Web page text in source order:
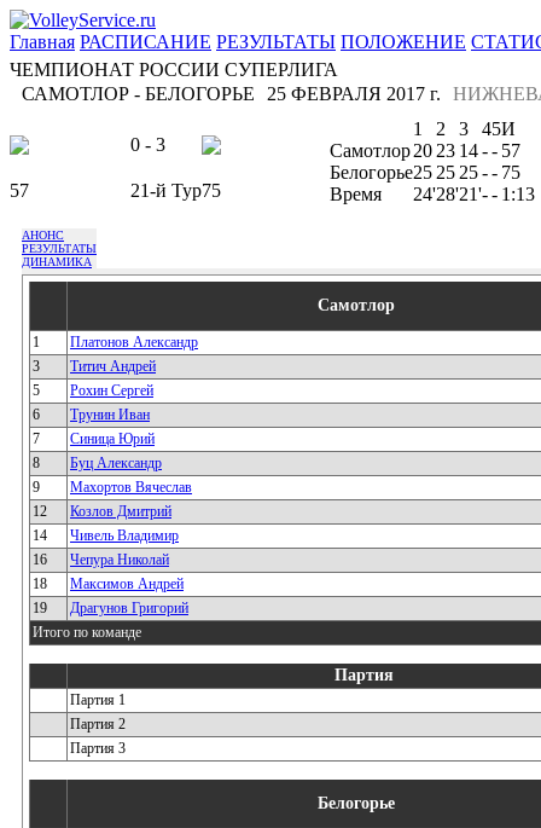
Главная РАСПИСАНИЕ РЕЗУЛЬТАТЫ ПОЛОЖЕНИЕ
ЧЕМПИОНАТ РОССИИ СУПЕРЛИГА
САМОТЛОР - БЕЛОГОРЬЕ
25 ФЕВРАЛЯ 2017 г.
0 - 3
57 21-й Тур75
1 2 3 45И
Самотлор20 23 14-- 57
Белогорье25 25 25-- 75
Время
24'28'21'-- 1:13
АНОНС
РЕЗУЛЬТАТЫ
ДИНАМИКА
Самотлор
1
Платонов Александр
3
Титич Андрей
5
Рохин Сергей
6
Трунин Иван
7
Синица Юрий
8
Буц Александр
9
Махортов Вячеслав
12
Козлов Дмитрий
14
Чивель Владимир
16
Чепура Николай
18
Максимов Андрей
19
Драгунов Григорий
Итого по команде
Партия
Партия 1
Партия 2
Партия 3
Белогорье